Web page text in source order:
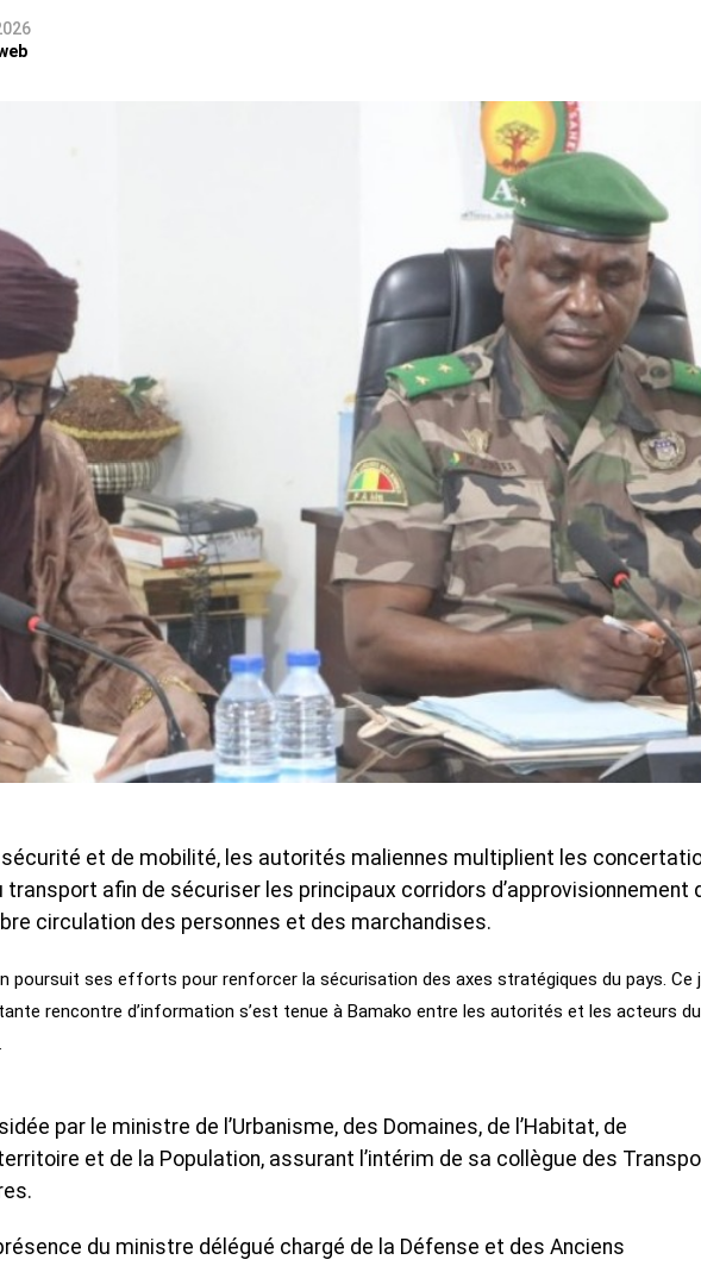
sécurité et de mobilité, les autorités maliennes multiplient les
afin de sécuriser les principaux corridors d’approvisionnement
circulation des personnes et des marchandises.
poursuit ses efforts pour renforcer la sécurisation des axes stratégiques du pays. Ce
rencontre d’information s’est tenue à Bamako entre les autorités et les acteurs du
par le ministre de l’Urbanisme, des Domaines, de l’Habitat, de
et de la Population, assurant l’intérim de sa collègue des
du ministre délégué chargé de la Défense et des Anciens